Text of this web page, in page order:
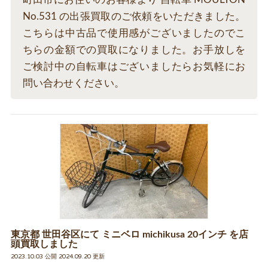
No.531 の出張買取のご依頼をいただきました。
こちらは中古品で使用感がございましたのでこ
ちらの金額での買取になりました。お手放しを
ご検討中の自転車はございましたらお気軽にお
問い合わせください。
東京都 世田谷区にて ミニベロ michikusa 20インチ を店
頭買取しました
2023.10.03 公開 2024.09.20 更新